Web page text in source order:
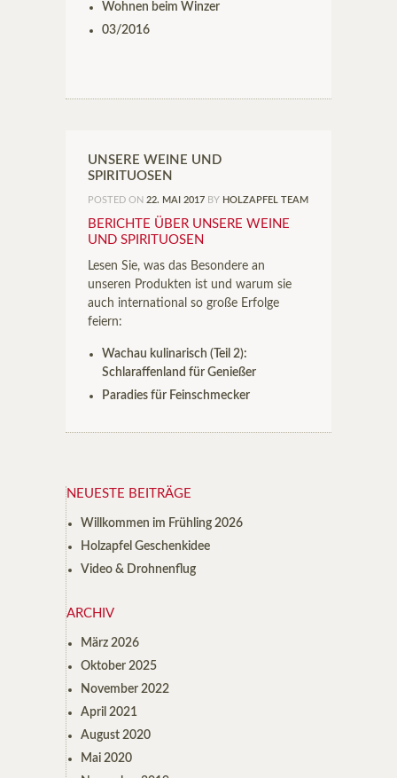
Wohnen beim Winzer
03/2016
UNSERE WEINE UND
SPIRITUOSEN
POSTED ON 22. MAI 2017 BY HOLZAPFEL TEAM
BERICHTE ÜBER UNSERE WEINE
UND SPIRITUOSEN
Lesen Sie, was das Besondere an
unseren Produkten ist und warum sie
auch international so große Erfolge
feiern:
Wachau kulinarisch (Teil 2):
Schlaraffenland für Genießer
Paradies für Feinschmecker
NEUESTE BEITRÄGE
Willkommen im Frühling 2026
Holzapfel Geschenkidee
Video & Drohnenflug
ARCHIV
März 2026
Oktober 2025
November 2022
April 2021
August 2020
Mai 2020